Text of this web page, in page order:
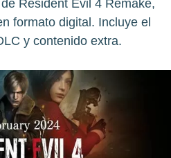
Resident Evil 4 Remake,
formato digital. Incluye el
y contenido extra.